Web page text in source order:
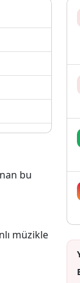
bu
müzikle